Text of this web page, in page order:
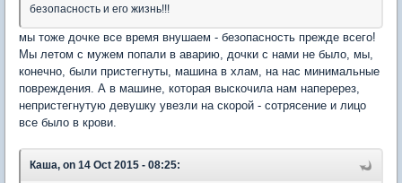
безопасность и его жизнь!!!
мы тоже дочке все время внушаем - безопасность прежде всего!
Мы летом с мужем попали в аварию, дочки с нами не было, мы,
конечно, были пристегнуты, машина в хлам, на нас минимальные
повреждения. А в машине, которая выскочила нам наперерез,
непристегнутую девушку увезли на скорой - сотрясение и лицо
все было в крови.
Каша, on 14 Oct 2015 - 08:25: